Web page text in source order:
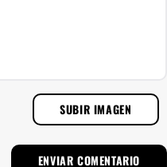
SUBIR IMAGEN